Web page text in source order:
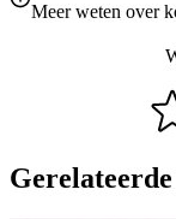
Meer weten over